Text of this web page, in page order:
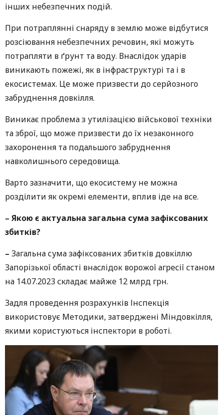
інших небезпечних подій.
При потраплянні снаряду в землю може відбутися
розсіювання небезпечних речовин, які можуть
потрапляти в ґрунт та воду. Внаслідок ударів
виникають пожежі, як в інфраструктурі та і в
екосистемах. Це може призвести до серйозного
забруднення довкілля.
Виникає проблема з утилізацією військової техніки
та зброї, що може призвести до їх незаконного
захоронення та подальшого забруднення
навколишнього середовища.
Варто зазначити, що екосистему не можна
розділити як окремі елементи, вплив іде на все.
– Якою є актуальна загальна сума зафіксованих
збитків?
– Загальна сума зафіксованих збитків довкіллю
Запорізької області внаслідок ворожої агресії станом
на 14.07.2023 складає майже 12 млрд грн.
Задля проведення розрахунків Інспекція
використовує Методики, затверджені Міндовкілля,
якими користуються інспектори в роботі.